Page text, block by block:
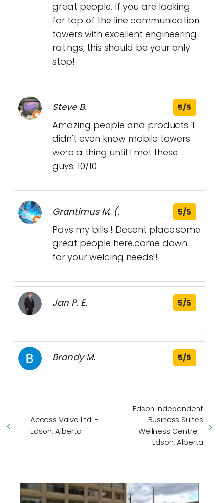
great people. If you are looking
for top of the line communication
towers with excellent engineering
ratings, this should be your only
stop!
Steve B. 5/5
Amazing people and products. I
didn't even know mobile towers
were a thing until I met these
guys. 10/10
Grantimus M. (. 5/5
Pays my bills!! Decent place,some
great people here.come down
for your welding needs!!
Jan P. E. 5/5
Brandy M. 5/5
Access Valve Ltd. -
Edson, Alberta
Edson Independent
Business Suites
Wellness Centre -
Edson, Alberta